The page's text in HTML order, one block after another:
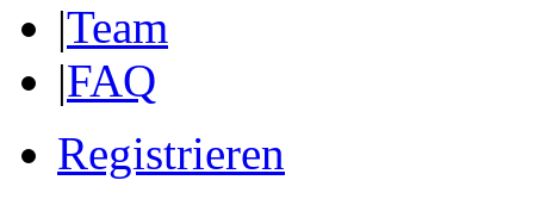
|Team
|FAQ
Registrieren